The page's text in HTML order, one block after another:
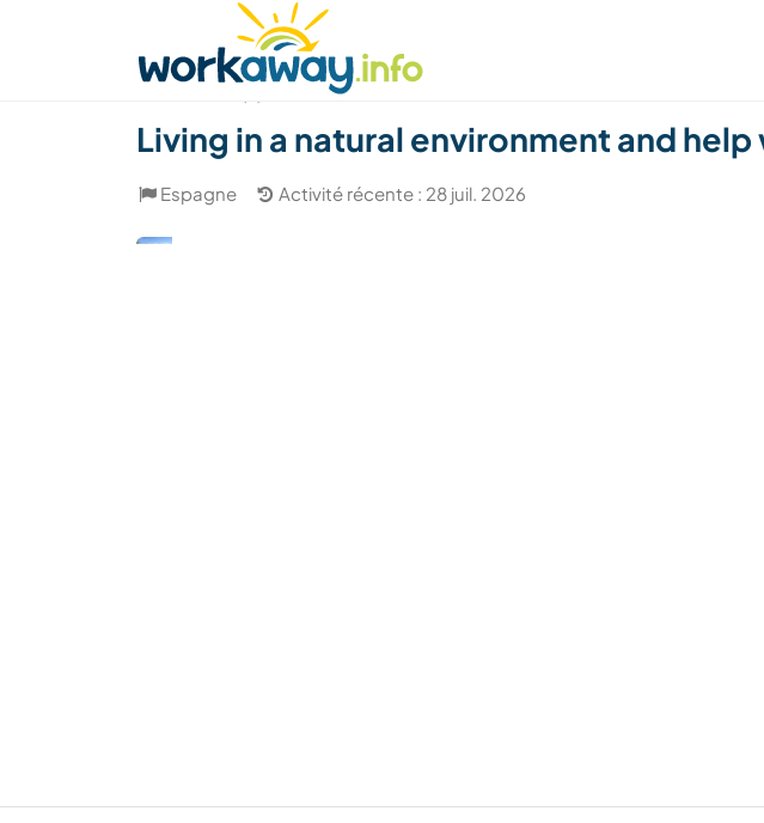
Trouver hôte Covoyager
Living in a natural environment and
Espagne Activité récente : 28 juil. 2026